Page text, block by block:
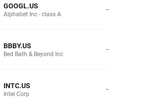
GOOGL.US
Alphabet Inc - class A -
BBBY.US
Bed Bath & Beyond Inc -
INTC.US
Intel Corp -